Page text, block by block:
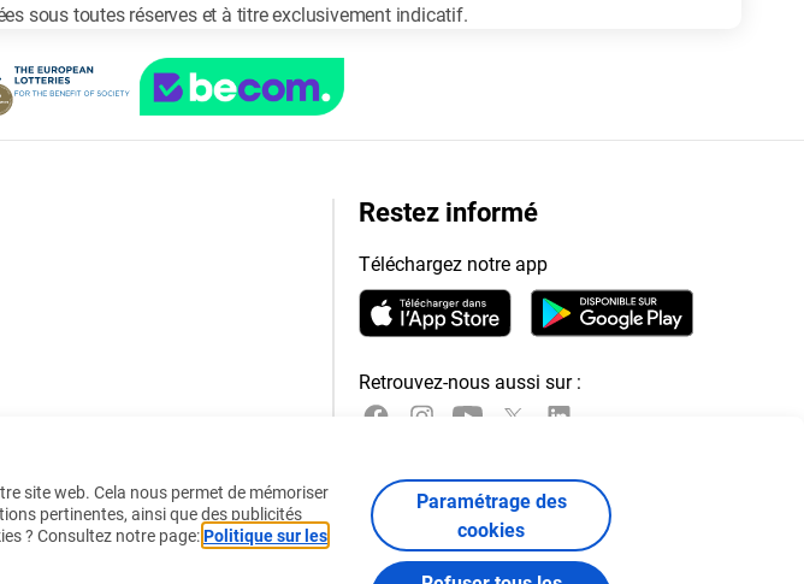
sous toutes réserves et à titre exclusivement indicatif.
site web. Cela nous permet de mémoriser
pertinentes, ainsi que des publicités
? Consultez notre page:Politique sur les
Paramétrage des
cookies
Restez informé
Téléchargez notre app
Retrouvez-nous aussi sur :